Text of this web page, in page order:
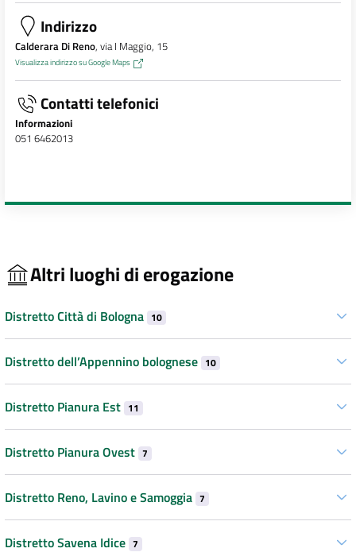
Indirizzo
Calderara Di Reno, via I Maggio, 15
Visualizza indirizzo su Google Maps
Contatti telefonici
Informazioni
051 6462013
Altri luoghi di erogazione
Distretto Città di Bologna 10
Distretto dell’Appennino bolognese 10
Distretto Pianura Est 11
Distretto Pianura Ovest 7
Distretto Reno, Lavino e Samoggia 7
Distretto Savena Idice 7